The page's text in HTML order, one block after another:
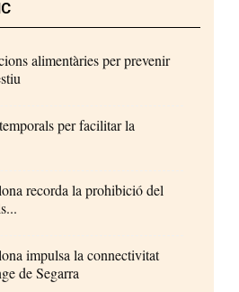
alimentàries per prevenir
per facilitar la
recorda la prohibició del
impulsa la connectivitat
de Segarra